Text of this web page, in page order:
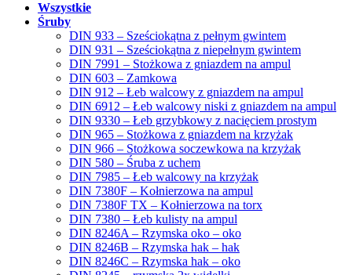
Wszystkie
Śruby
DIN 933 – Sześciokątna z pełnym gwintem
DIN 931 – Sześciokątna z niepełnym gwintem
DIN 7991 – Stożkowa z gniazdem na ampul
DIN 603 – Zamkowa
DIN 912 – Łeb walcowy z gniazdem na ampul
DIN 6912 – Łeb walcowy niski z gniazdem na ampul
DIN 9330 – Łeb grzybkowy z nacięciem prostym
DIN 965 – Stożkowa z gniazdem na krzyżak
DIN 966 – Stożkowa soczewkowa na krzyżak
DIN 580 – Śruba z uchem
DIN 7985 – Łeb walcowy na krzyżak
DIN 7380F – Kołnierzowa na ampul
DIN 7380F TX – Kołnierzowa na torx
DIN 7380 – Łeb kulisty na ampul
DIN 8246A – Rzymska oko – oko
DIN 8246B – Rzymska hak – hak
DIN 8246C – Rzymska hak – oko